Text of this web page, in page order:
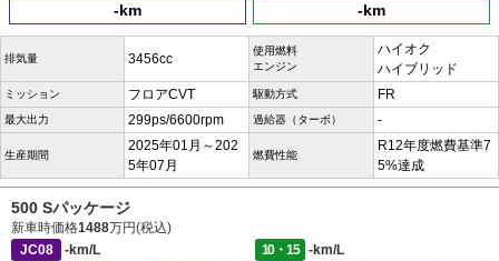
-km -km
排気量 3456cc
使用燃料
エンジン
ハイオク
ハイブリッド
ミッション フロアCVT 駆動方式 FR
最大出力 299ps/6600rpm 過給器（ターボ） -
生産期間
2025年01月～202
5年07月
燃費性能
R12年度燃費基準7
5%達成
500 Sパッケージ
新車時価格1488万円(税込)
JC08
-km/L 10・15
-km/L